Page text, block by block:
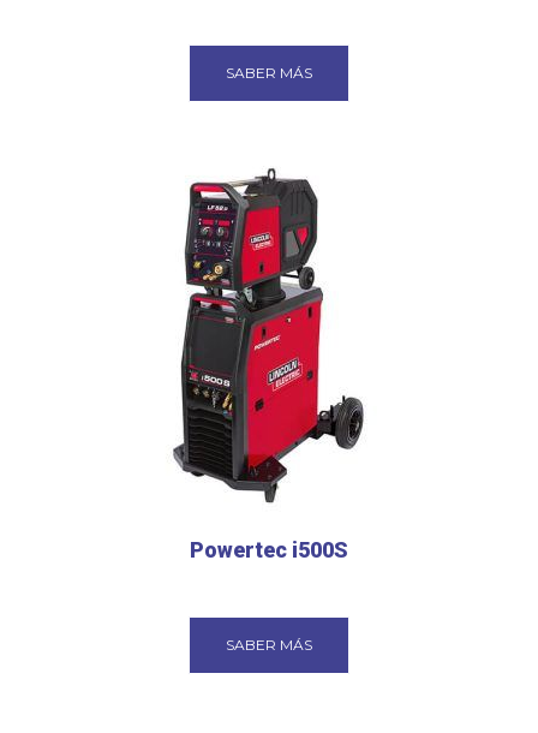
SABER MÁS
Powertec i500S
SABER MÁS